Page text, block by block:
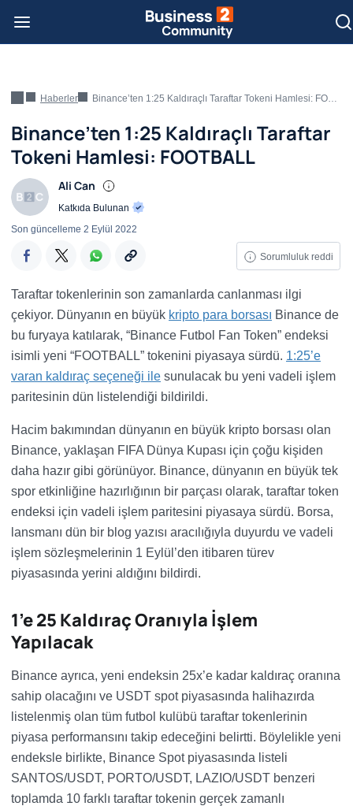
Haberler Binance’ten 1:25 Kaldıraçlı Taraftar Tokeni Hamlesi: FOOTBALL
Binance’ten 1:25 Kaldıraçlı Taraftar
Tokeni Hamlesi: FOOTBALL
Ali Can
Katkıda Bulunan
Sorumluluk reddi
Son güncelleme 2 Eylül 2022
Taraftar tokenlerinin son zamanlarda canlanması ilgi
çekiyor. Dünyanın en büyük kripto para borsası Binance de
bu furyaya katılarak, “Binance Futbol Fan Token” endeksi
isimli yeni “FOOTBALL” tokenini piyasaya sürdü. 1:25’e
varan kaldıraç seçeneği ile sunulacak bu yeni vadeli işlem
paritesinin dün listelendiği bildirildi.
Hacim bakımından dünyanın en büyük kripto borsası olan
Binance, yaklaşan FIFA Dünya Kupası için çoğu kişiden
daha hazır gibi görünüyor. Binance, dünyanın en büyük tek
spor etkinliğine hazırlığının bir parçası olarak, taraftar token
endeksi için vadeli işlem paritesini piyasaya sürdü. Borsa,
lansmanı dün bir blog yazısı aracılığıyla duyurdu ve vadeli
işlem sözleşmelerinin 1 Eylül’den itibaren türev
piyasasında yerini aldığını bildirdi.
1’e 25 Kaldıraç Oranıyla İşlem
Yapılacak
Binance ayrıca, yeni endeksin 25x’e kadar kaldıraç oranına
sahip olacağını ve USDT spot piyasasında halihazırda
listelenmiş olan tüm futbol kulübü taraftar tokenlerinin
piyasa performansını takip edeceğini belirtti. Böylelikle yeni
endeksle birlikte, Binance Spot piyasasında listeli
SANTOS/USDT, PORTO/USDT, LAZIO/USDT benzeri
toplamda 10 farklı taraftar tokenin gerçek zamanlı